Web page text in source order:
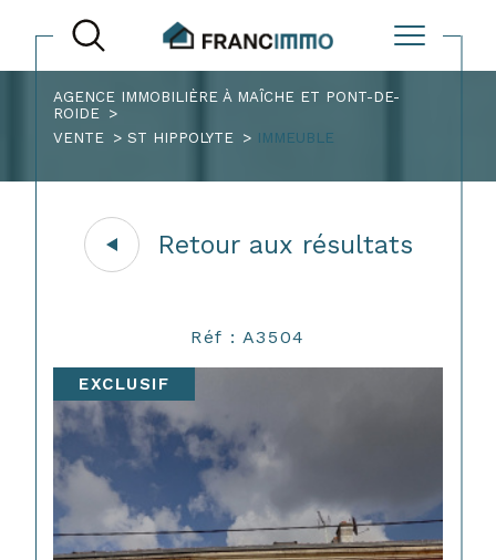
AGENCE IMMOBILIÈRE À MAÎCHE ET PONT-DE-
ROIDE
VENTE
ST HIPPOLYTE IMMEUBLE
Retour aux résultats
Réf : A3504
EXCLUSIF